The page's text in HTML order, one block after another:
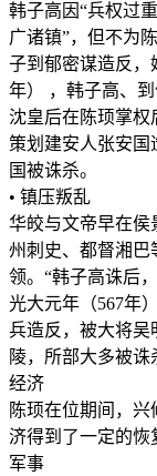
韩子高因“兵权过
广诸镇”，但不为
子到郁密谋造反，
年） ，韩子高、
沈皇后在陈顼掌权
策划建安人张安国
国被诛杀。
• 镇压叛乱
华皎与文帝早在侯
州刺史、都督湘巴
领。“韩子高诛后
光大元年（567年
兵造反，被大将吴
陵，所部大多被诛
经济
陈顼在位期间，
济得到了一定的恢
军事